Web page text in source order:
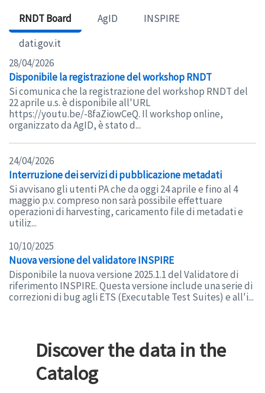
RNDT Board AgID
INSPIRE
dati.gov.it
28/04/2026
Disponibile la registrazione del workshop RNDT
Si comunica che la registrazione del workshop RNDT del
22 aprile u.s. è disponibile all'URL
https://youtu.be/-8faZiowCeQ. Il workshop online,
organizzato da AgID, è stato d...
24/04/2026
Interruzione dei servizi di pubblicazione metadati
Si avvisano gli utenti PA che da oggi 24 aprile e fino al 4
maggio p.v. compreso non sarà possibile effettuare
operazioni di harvesting, caricamento file di metadati e
utiliz...
10/10/2025
Nuova versione del validatore INSPIRE
Disponibile la nuova versione 2025.1.1 del Validatore di
riferimento INSPIRE. Questa versione include una serie di
correzioni di bug agli ETS (Executable Test Suites) e all'i...
Discover the data in the
Catalog